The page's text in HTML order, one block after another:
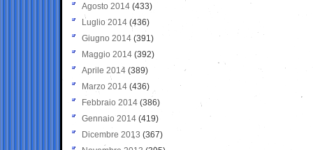
Agosto 2014 (433)
Luglio 2014 (436)
Giugno 2014 (391)
Maggio 2014 (392)
Aprile 2014 (389)
Marzo 2014 (436)
Febbraio 2014 (386)
Gennaio 2014 (419)
Dicembre 2013 (367)